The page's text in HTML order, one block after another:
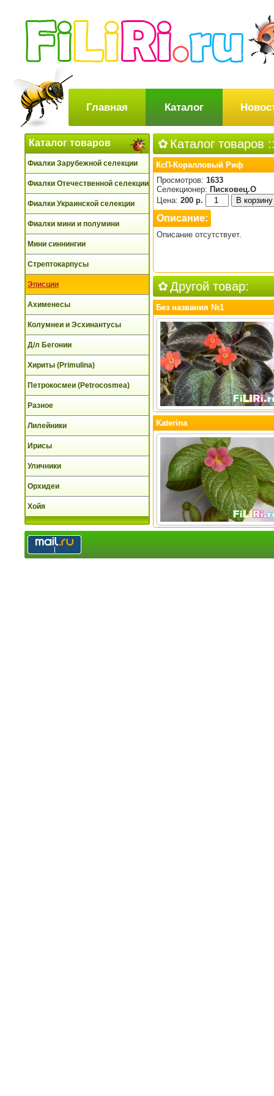
Главная Каталог
Каталог товаров
Фиалки Зарубежной селекции
Фиалки Отечественной селекции
Фиалки Украинской селекции
Фиалки мини и полумини
Мини синнингии
Стрептокарпусы
Эписции
Ахименесы
Колумнеи и Эсхинантусы
Д/л Бегонии
Хириты (Primulina)
Петрокосмеи (Petrocosmea)
Разное
Лилейники
Ирисы
Уличники
Орхидеи
Хойя
Каталог товаров
КсП-Коралловый Риф
Просмотров: 1633
Селекционер: Писковец.О
Цена: 200 р.
Описание:
Описание отсутствует.
Другой товар:
Без названия №1
Katerina